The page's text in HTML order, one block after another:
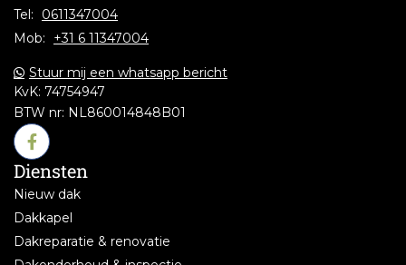
Tel:
0611347004
Mob:
+31 6 11347004
Stuur mij een whatsapp bericht
KvK: 74754947
BTW nr: NL860014848B01
Diensten
Nieuw dak
Dakkapel
Dakreparatie & renovatie